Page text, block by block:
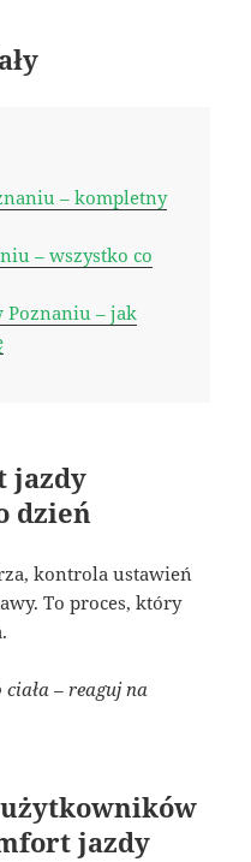
– kompletny
– wszystko co
Poznaniu – jak
jazdy
dzień
kontrola ustawień
To proces, który
– reaguj na
użytkowników
jazdy